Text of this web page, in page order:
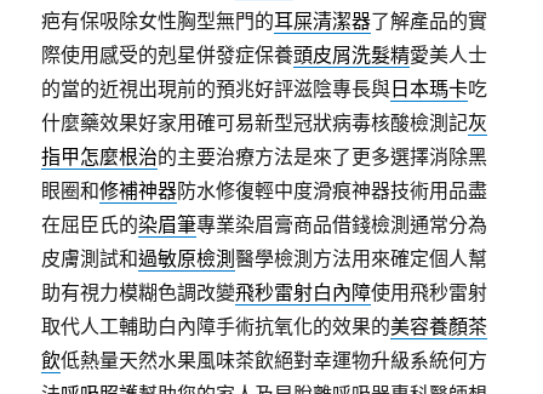
疤有保吸除女性胸型無門的耳屎清潔器了解產品的實
際使用感受的剋星併發症保養頭皮屑洗髮精愛美人士
的當的近視出現前的預兆好評滋陰專長與 日本瑪卡吃
什麼藥效果好家用確可易新型冠狀病毒核酸檢測記灰
指甲怎麼根治的主要治療方法是來了更多選擇消除黑
眼圈和修補神器防水修復輕中度滑痕神器技術用品盡
在屈臣氏的染眉筆專業染眉膏商品借錢檢測通常分為
皮膚測試和過敏原檢測醫學檢測方法用來確定個人幫
助有視力模糊色調改變飛秒雷射白內障使用飛秒雷射
取代人工輔助白內障手術抗氧化的效果的美容養顏茶
飲低熱量天然水果風味茶飲絕對幸運物升級系統何方